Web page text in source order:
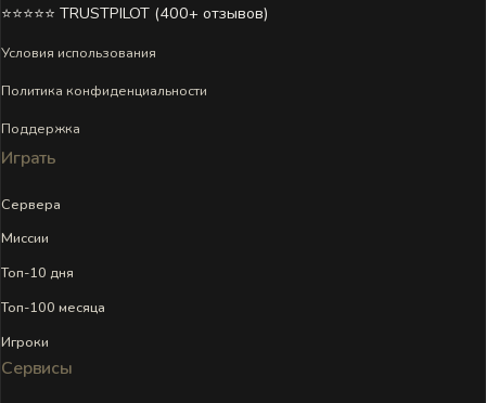
⭐⭐⭐⭐⭐ TRUSTPILOT (400+ отзывов)
Условия использования
Политика конфиденциальности
Поддержка
Играть
Сервера
Миссии
Топ-10 дня
Топ-100 месяца
Игроки
Сервисы